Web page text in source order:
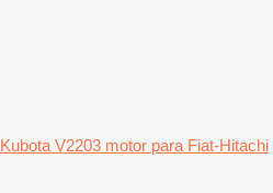
Kubota V2203 motor para Fiat-Hitachi